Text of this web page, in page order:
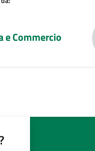
e Commercio